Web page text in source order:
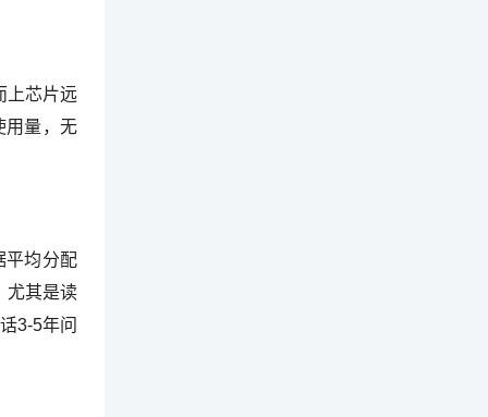
芯片远
用量，无
均分配
尤其是读
3-5年问